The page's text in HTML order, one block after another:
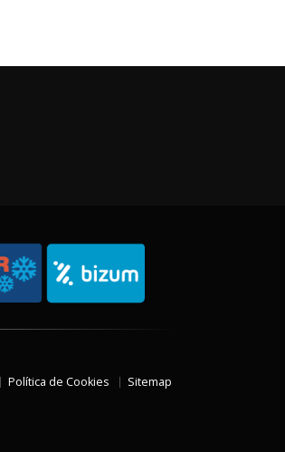
Política de Cookies Sitemap